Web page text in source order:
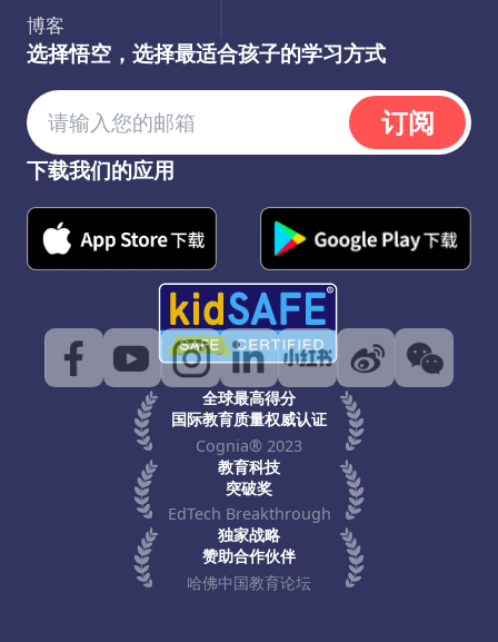
博客
选择悟空，选择最适合孩子的学习方式
订阅
下载我们的应用
全球最高得分
国际教育质量权威认证
Cognia® 2023
教育科技
突破奖
EdTech Breakthrough
独家战略
赞助合作伙伴
哈佛中国教育论坛